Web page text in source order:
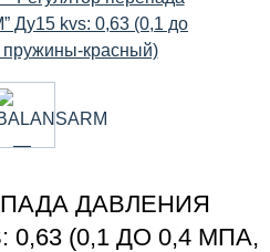
ДАВЛЕНИЯ
0,63 (0,1 ДО 0,4 МПА,